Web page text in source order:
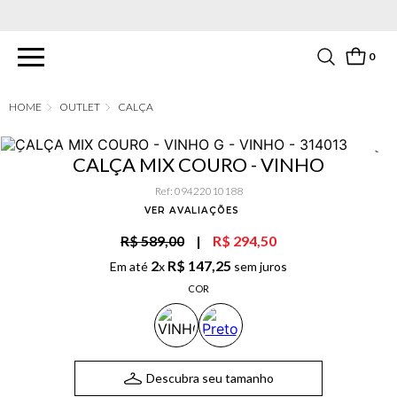
0
OUTLET CALÇA
CALÇA MIX COURO - VINHO
Ref: 09422010188
VER AVALIAÇÕES
R$ 589,00 | R$ 294,50
Em até 2x R$ 147,25 sem juros
COR
Descubra seu tamanho